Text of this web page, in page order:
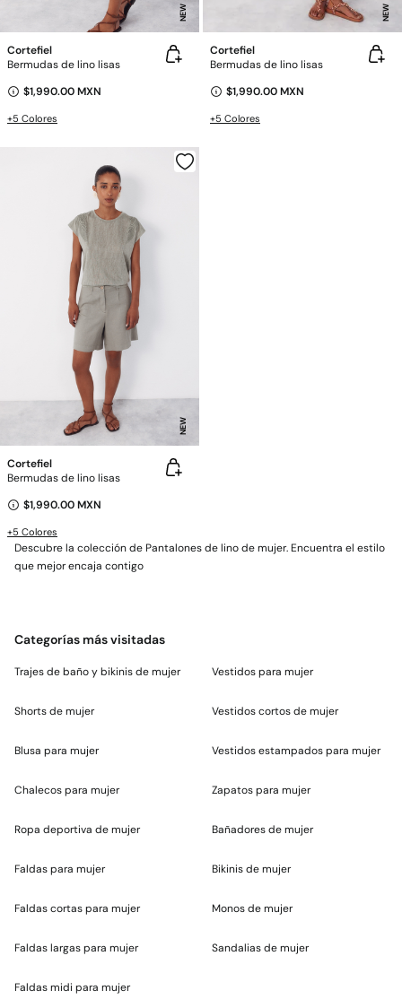
NEW
Cortefiel
Bermudas de lino lisas
$1,990.00 MXN
+5 Colores
NEW
Cortefiel
Bermudas de lino lisas
$1,990.00 MXN
+5 Colores
NEW
Cortefiel
Bermudas de lino lisas
$1,990.00 MXN
+5 Colores
Descubre la colección de Pantalones de lino de mujer. Encuentra el estilo
que mejor encaja contigo
Categorías más visitadas
Trajes de baño y bikinis de mujer
Shorts de mujer
Blusa para mujer
Chalecos para mujer
Ropa deportiva de mujer
Faldas para mujer
Faldas cortas para mujer
Faldas largas para mujer
Faldas midi para mujer
Vestidos para mujer
Vestidos cortos de mujer
Vestidos estampados para mujer
Zapatos para mujer
Bañadores de mujer
Bikinis de mujer
Monos de mujer
Sandalias de mujer